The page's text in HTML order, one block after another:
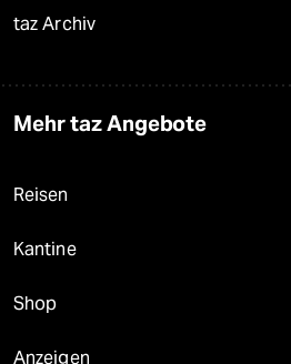
taz Archiv
Mehr taz Angebote
Reisen
Kantine
Shop
Anzeigen